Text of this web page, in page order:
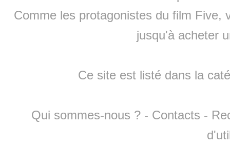
Comme les protagonistes du film Five,
jusqu'à acheter
Ce site est listé dans la
Qui sommes-nous ? - Contacts -